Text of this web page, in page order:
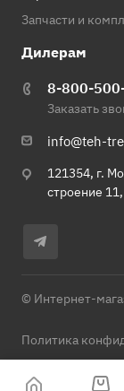
Запчасти и
Дилерам
8-800-
Заказать
info@teh-
121354, г.
строение
© Интернет-
Политика